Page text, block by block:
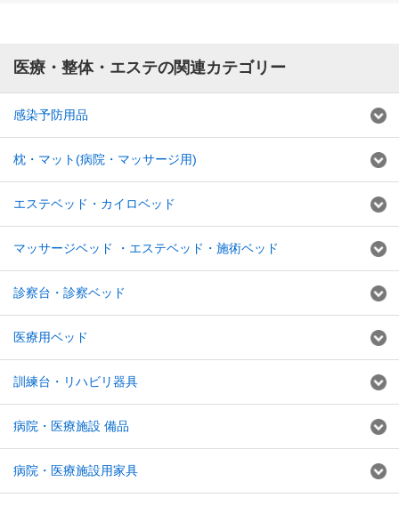
医療・整体・エステの関連カテゴリー
感染予防用品
枕・マット(病院・マッサージ用)
エステベッド・カイロベッド
マッサージベッド ・エステベッド・施術ベッド
診察台・診察ベッド
医療用ベッド
訓練台・リハビリ器具
病院・医療施設 備品
病院・医療施設用家具